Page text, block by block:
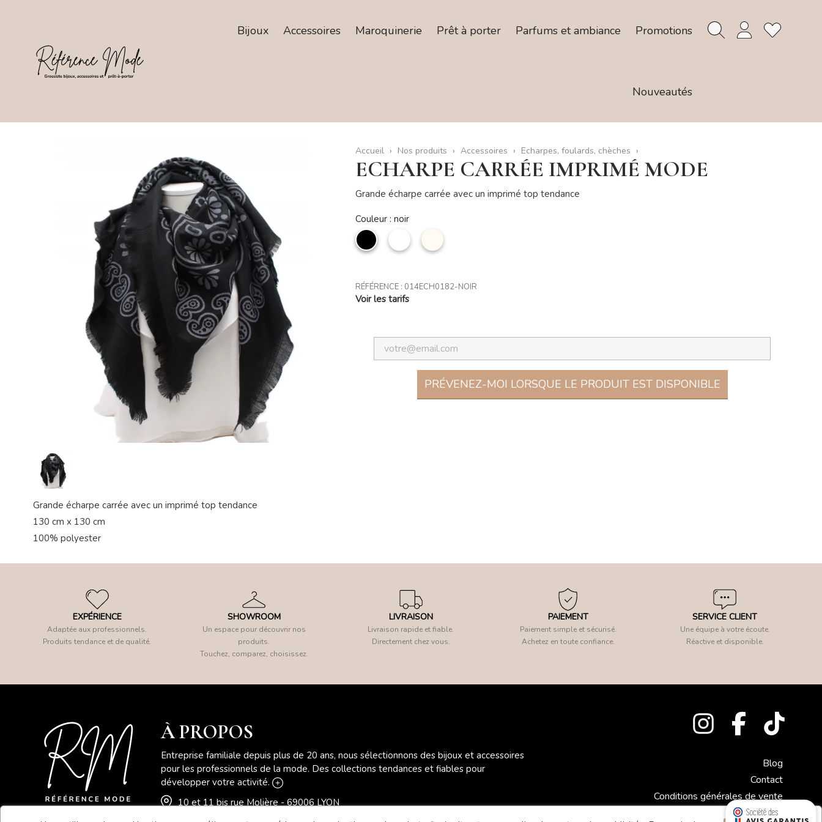
Bijoux Accessoires Maroquinerie Prêt à porter Parfums et ambiance Promotions
Nouveautés
Accueil Nos produits Accessoires Echarpes, foulards, chèches
ECHARPE CARRÉE IMPRIMÉ MODE
Grande écharpe carrée avec un imprimé top tendance
Couleur : noir
noir Blanc Beige
RÉFÉRENCE : 014ECH0182-NOIR
Voir les tarifs
PRÉVENEZ-MOI LORSQUE LE PRODUIT EST DISPONIBLE
Grande écharpe carrée avec un imprimé top tendance
130 cm x 130 cm
100% polyester
EXPÉRIENCE
Adaptée aux professionnels.
Produits tendance et de qualité.
SHOWROOM
Un espace pour découvrir nos
produits.
Touchez, comparez, choisissez.
LIVRAISON
Livraison rapide et fiable.
Directement chez vous.
PAIEMENT
Paiement simple et sécurisé.
Achetez en toute confiance.
SERVICE CLIENT
Une équipe à votre écoute.
Réactive et disponible.
À PROPOS
Entreprise familiale depuis plus de 20 ans, nous sélectionnons des bijoux et accessoires
pour les professionnels de la mode. Des collections tendances et fiables pour
développer votre activité.
10 et 11 bis rue Molière - 69006 LYON
Blog
Contact
Conditions générales de vente
Mentions légales